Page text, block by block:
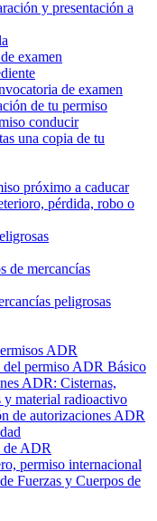
y presentación a
examen
de examen
de tu permiso
conducir
una copia de tu
próximo a caducar
pérdida, robo o
de mercancías
peligrosas
ADR
del permiso ADR Básico
ADR: Cisternas,
y material radioactivo
de autorizaciones ADR
ADR
permiso internacional
Fuerzas y Cuerpos de